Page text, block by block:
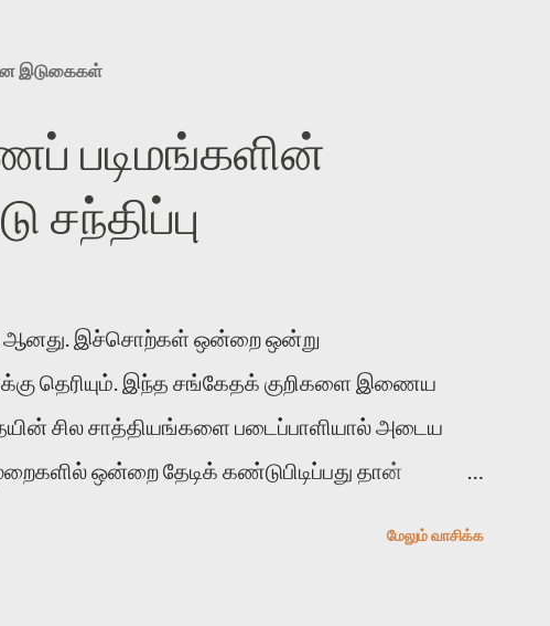
இடுகைகள்
படிமங்களின்
இச்சொற்கள் ஒன்றை ஒன்று
தெரியும். இந்த சங்கேதக் குறிகளை இணைய
சில சாத்தியங்களை படைப்பாளியால் அடைய
ஒன்றை தேடிக் கண்டுபிடிப்பது தான்
மேலும் வாசிக்க